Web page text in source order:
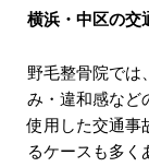
横浜・中区の交
野毛整骨院では
み・違和感など
使用した交通事
るケースも多く